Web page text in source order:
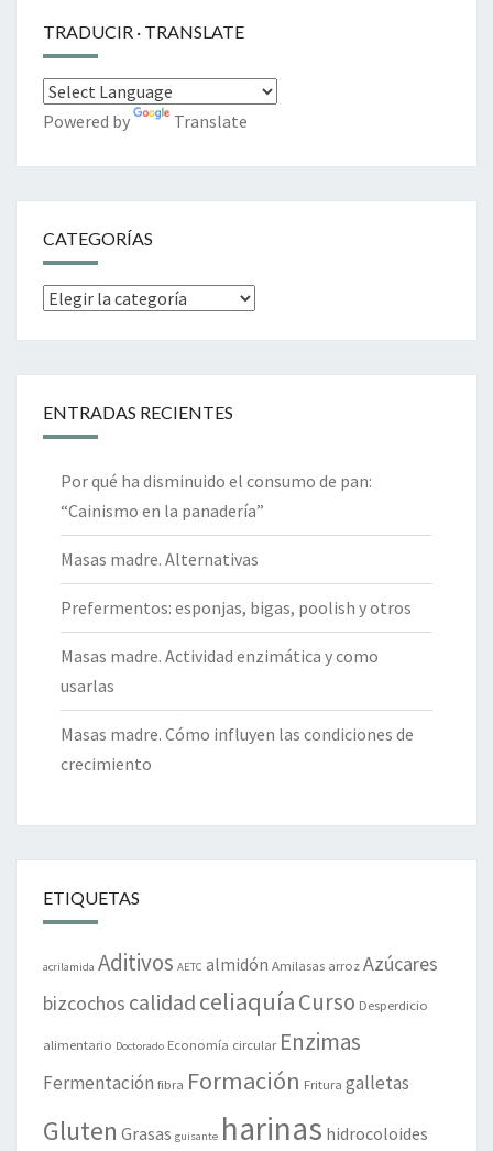
TRADUCIR · TRANSLATE
Powered by Translate
CATEGORÍAS
Categorías
ENTRADAS RECIENTES
Por qué ha disminuido el consumo de pan:
“Cainismo en la panadería”
Masas madre. Alternativas
Prefermentos: esponjas, bigas, poolish y otros
Masas madre. Actividad enzimática y como
usarlas
Masas madre. Cómo influyen las condiciones de
crecimiento
ETIQUETAS
acrilamida Aditivos AETC almidón Amilasas arrozAzúcares
bizcochos calidad celiaquíaCurso Desperdicio
alimentario Doctorado Economía circular Enzimas
Fermentación fibra Formación Fritura galletas
Gluten Grasas guisante harinas hidrocoloides